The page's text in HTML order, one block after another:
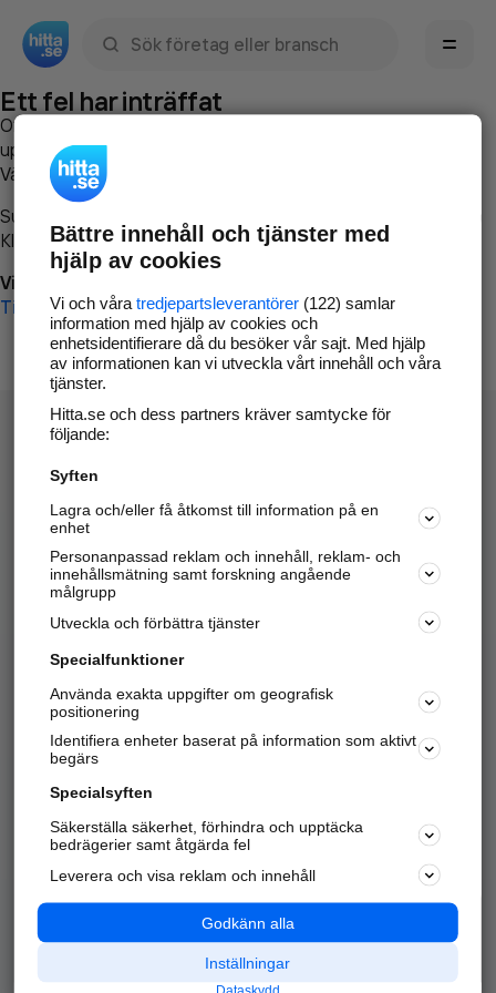
Ett fel har inträffat
Om du vill kan du
uppstod så att vi lättare och snabbare kan avhjälpa det.
Vänligen försök med följande:
Surfa till
Klicka påTillbaka-knappen i webbläsaren och försök igen
Vi beklagar besväret!
Till startsidan
Hitta.se - Gratis nummerupplysning.
Sök företag, personer och platser.
Hitta telefonnummer, adresser, företagsinfo mm.
Marknadsför företaget
Kom igång och annonsera mot
samarbetspartners nära dig.
Alla kategorier
Populära sökningar
API & Kartor
Annonsera
Integritet
Nödnummer
Bättre innehåll och tjänster med
hjälp av cookies
Vi och våra tredjepartsleverantörer(122) samlar
information med hjälp av cookies och
enhetsidentifierare då du besöker vår sajt. Med hjälp
av informationen kan vi utveckla vårt innehåll och våra
tjänster.
Hitta.se och dess partners kräver samtycke för
följande:
Syften
Lagra och/eller få åtkomst till information på en
enhet
Personanpassad reklam och innehåll, reklam- och
innehållsmätning samt forskning angående
målgrupp
Utveckla och förbättra tjänster
Specialfunktioner
Använda exakta uppgifter om geografisk
positionering
Identifiera enheter baserat på information som aktivt
begärs
Specialsyften
Säkerställa säkerhet, förhindra och upptäcka
bedrägerier samt åtgärda fel
Leverera och visa reklam och innehåll
Godkänn alla
Inställningar
Dataskydd